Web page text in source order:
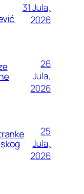
31 Jula,
2026
26
Jula,
2026
25
Jula,
2026